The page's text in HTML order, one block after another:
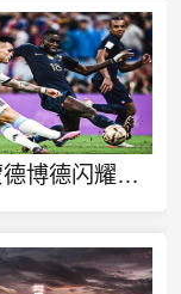
多特蒙德博德闪耀今日赛事